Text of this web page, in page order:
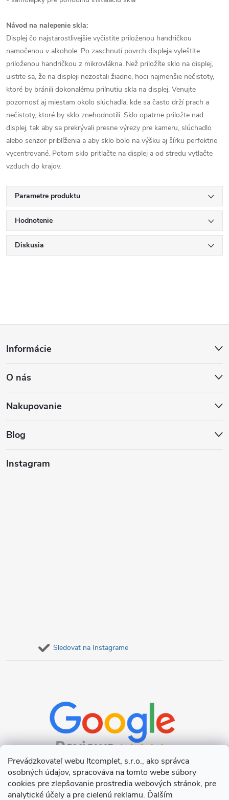
Prevádzkovateľ webu Itcomplet, s.r.o., ako správca
osobných údajov, spracováva na tomto webe súbory
cookies pre zlepšovanie prostredia webových stránok, pre
analytické účely a pre cielenú reklamu. Ďalším
Návod na nalepenie skla:
Displej čo najstarostlivejšie vyčistite priloženou handričkou
namočenou v alkohole. Po zaschnutí povrch displeja vyleštite
priloženou handričkou z mikrovlákna. Než priložíte sklo na displej,
uistite sa, že na displeji nezostali žiadne, hoci najmenšie nečistoty,
ktoré by bránili dokonalému priľnutiu skla na displej. Venujte
pozornosť aj miestam okolo slúchadla, kde sa často drží prach a
nečistoty, ktoré by sklo znehodnotili. Sklo opatrne priložte nad
displej, tak aby sa prekrývali presne výrezy pre kameru, slúchadlo
alebo senzor priblíženia a aby sklo bolo na výšku aj šírku perfektne
vycentrované. Potom sklo pritlačte na displej a od stredu vytlačte
vzduch do krajov.
Parametre produktu
Hodnotenie
Diskusia
p
ä
Informácie
O nás
Nakupovanie
Blog
Instagram
Sledovať na Instagrame